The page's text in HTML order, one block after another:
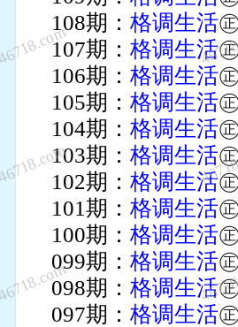
108期：格调生活
107期：格调生活
106期：格调生活
105期：格调生活
104期：格调生活
103期：格调生活
102期：格调生活
101期：格调生活
100期：格调生活
099期：格调生活
098期：格调生活
097期：格调生活
46718.com
46718.com
46718.com